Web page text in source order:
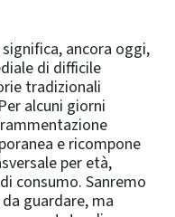
ancora oggi,
di difficile
tradizionali
alcuni giorni
e ricompone
per età,
consumo. Sanremo
guardare, ma